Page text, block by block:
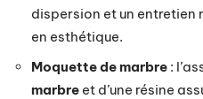
dispersion et un entretien
en esthétique.
Moquette de marbre :
marbre et d’une résine